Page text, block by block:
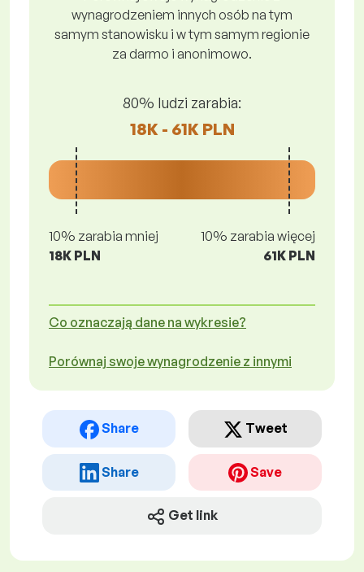
wynagrodzeniem innych osób na tym
samym stanowisku i w tym samym regionie
za darmo i anonimowo.
80% ludzi zarabia:
18K - 61K PLN
10% zarabia mniej
18K PLN
10% zarabia więcej
61K PLN
Co oznaczają dane na wykresie?
Porównaj swoje wynagrodzenie z innymi
Share Tweet
Share Save
Get link